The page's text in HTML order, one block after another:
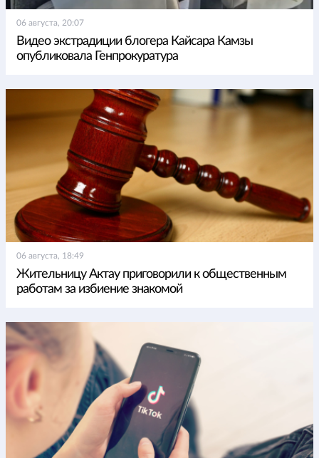
06 августа, 20:07
Видео экстрадиции блогера Кайсара Камзы
опубликовала Генпрокуратура
06 августа, 18:49
Жительницу Актау приговорили к общественным
работам за избиение знакомой